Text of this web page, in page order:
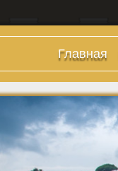
Главная